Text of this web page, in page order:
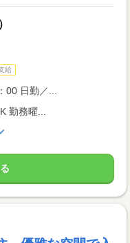
給
00 日勤／...
勤務曜...